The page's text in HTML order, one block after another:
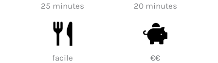
25 minutes 20 minutes
facile €€